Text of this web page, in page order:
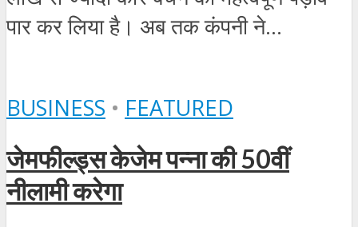
पार कर लिया है। अब तक कंपनी ने...
BUSINESS • FEATURED
जेमफील्ड्स केजेम पन्ना की 50वीं
नीलामी करेगा